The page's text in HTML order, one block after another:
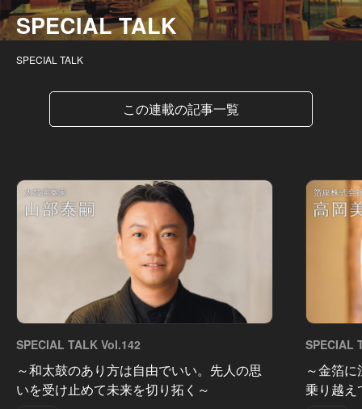
SPECIAL TALK
SPECIAL TALK
この連載の記事一覧
SPECIAL TALK Vol.142
～和太鼓のあり方は自由でいい。先人の思
いを受け止めて未来を切り拓く～
SPECIAL
～金箔
乗り越え